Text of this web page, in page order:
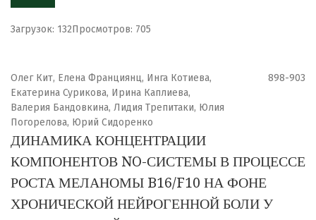
Загрузок: 132Просмотров: 705
Олег Кит, Елена Франциянц, Инга Котиева,
Екатерина Сурикова, Ирина Каплиева,
Валерия Бандовкина, Лидия Трепитаки, Юлия
Погорелова, Юрий Сидоренко
898-903
ДИНАМИКА КОНЦЕНТРАЦИИ
КОМПОНЕНТОВ NO-СИСТЕМЫ В ПРОЦЕССЕ
РОСТА МЕЛАНОМЫ B16/F10 НА ФОНЕ
ХРОНИЧЕСКОЙ НЕЙРОГЕННОЙ БОЛИ У